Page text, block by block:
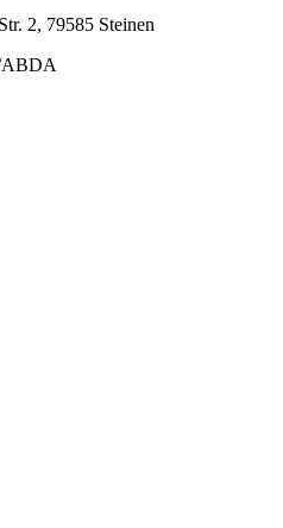
2, 79585 Steinen
ABDA